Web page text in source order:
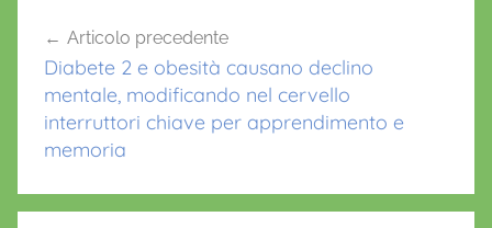
o
k
p
articoli
Articolo precedente
Diabete 2 e obesità causano declino
mentale, modificando nel cervello
interruttori chiave per apprendimento e
memoria